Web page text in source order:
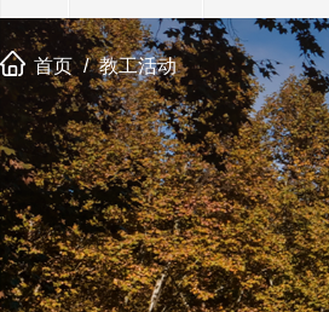
首页 / 教工活动